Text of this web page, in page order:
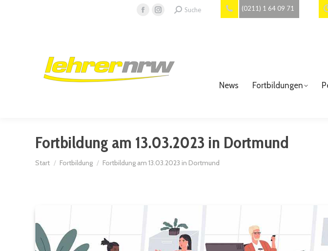
Facebook
new
window
Instagram
new
window
Search:
Suche (0211) 1 64 09 71
News Fortbildungen
Fortbildung am 13.03.2023 in Dortmund
Sie befinden sich hier:
Start Fortbildung Fortbildung am 13.03.2023 in Dortmund